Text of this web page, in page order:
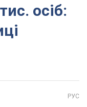
осіб:
РУС